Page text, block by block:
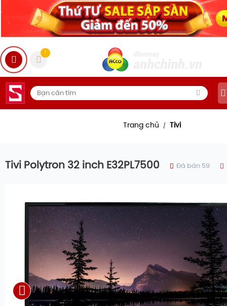
Trang chủ / Tivi
Tivi Polytron 32 inch E32PL7500 Đã bán 59